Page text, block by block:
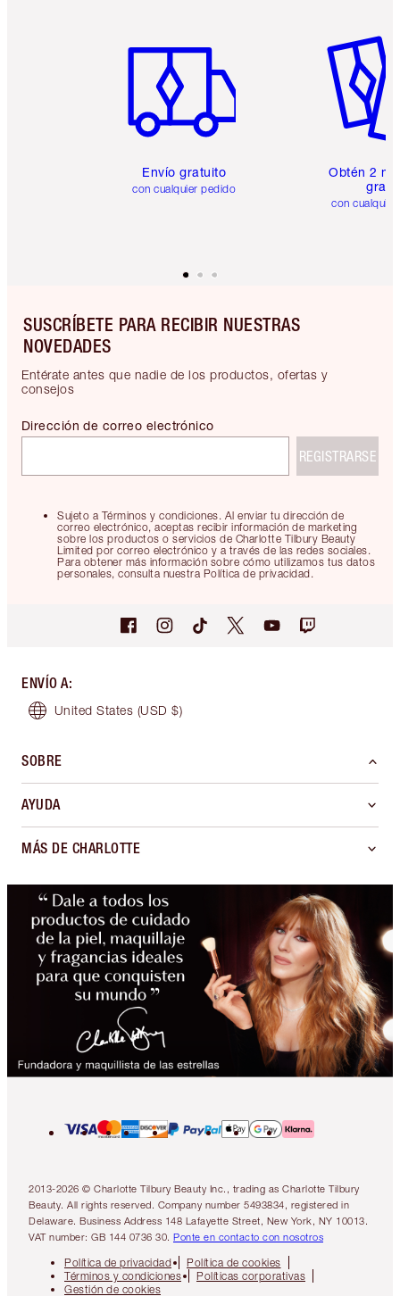
Envío gratuito
con cualquier pedido
Obtén 2
gratis
con
SUSCRÍBETE PARA RECIBIR NUESTRAS
NOVEDADES
Entérate antes que nadie de los productos, ofertas y
consejos
Sujeto a Términos y condiciones. Al enviar tu dirección de
correo electrónico, aceptas recibir información de marketing
sobre los productos o servicios de Charlotte Tilbury Beauty
Limited por correo electrónico y a través de las redes sociales.
Para obtener más información sobre cómo utilizamos tus datos
personales, consulta nuestra Política de privacidad.
Dirección de correo electrónico
REGISTRARSE
ENVÍO A:
United States (USD $)
SOBRE
AYUDA
MÁS DE CHARLOTTE
2013-2026 © Charlotte Tilbury Beauty Inc., trading as Charlotte Tilbury
Beauty. All rights reserved. Company number 5493834, registered in
Delaware. Business Address 148 Lafayette Street, New York, NY 10013.
VAT number: GB 144 0736 30. Ponte en contacto con nosotros
Política de privacidad
Política de cookies
Términos y condiciones
Políticas corporativas
Gestión de cookies